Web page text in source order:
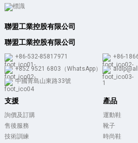
聯盟工業控股有限公司
聯盟工業控股有限公司
+86-532-85817971
+86-
+852 9521 6803（WhatsApp）
中國青島山東路33號
支援
詢價及訂購
售後服務
技術訓練
產品
運動鞋
靴子
時尚鞋